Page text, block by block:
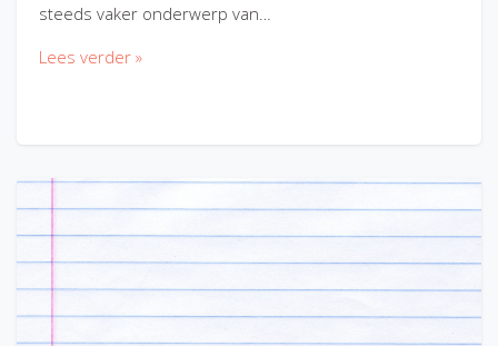
steeds vaker onderwerp van…
Lees verder »